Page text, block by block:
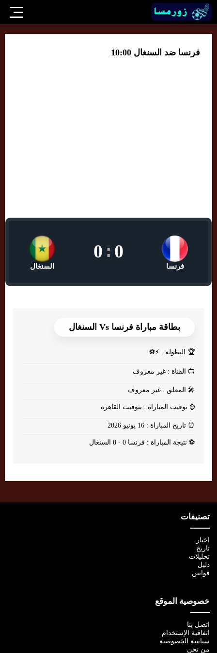
فرنسا ضد السنغال 10:00
فرنسا
0
:
0
السنغال
بطاقة مباراة فرنسا Vs السنغال
🏆 البطولة : ⚡⚽
📺 القناة : غير معروف
🎤 المعلق : غير معروف
⌚ توقيت المباراة : بتوقيت القاهرة
⏰ تاريخ المباراة : 16 يونيو 2026
⚽ نتيجة المباراة : فرنسا 0 - 0 السنغال
تصنيفات
اخبار
تاريخ
تحليلات
دليل
قوانين
خصوصية الموقع
اتصل بنا
اتفاقية الإستخدام
سياسة الخصوصية
من نحن